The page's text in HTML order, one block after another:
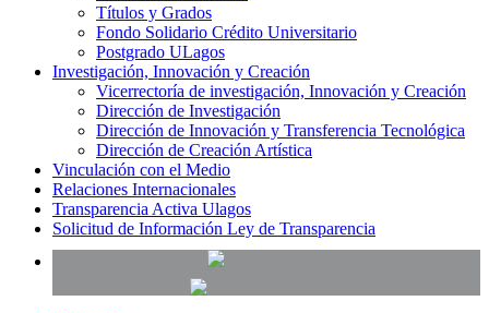
Títulos y Grados
Fondo Solidario Crédito Universitario
Postgrado ULagos
Investigación, Innovación y Creación
Vicerrectoría de investigación, Innovación y Creación
Dirección de Investigación
Dirección de Innovación y Transferencia Tecnológica
Dirección de Creación Artística
Vinculación con el Medio
Relaciones Internacionales
Transparencia Activa Ulagos
Solicitud de Información Ley de Transparencia